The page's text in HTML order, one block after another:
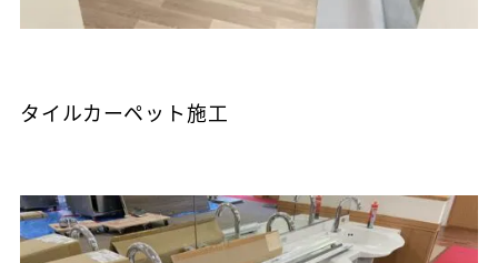
タイルカーペット施工